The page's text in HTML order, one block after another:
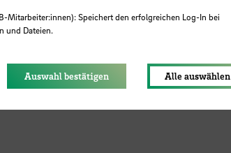
Mitarbeiter:innen): Speichert den erfolgreichen Log-In bei
und Dateien.
Auswahl bestätigen Alle auswählen